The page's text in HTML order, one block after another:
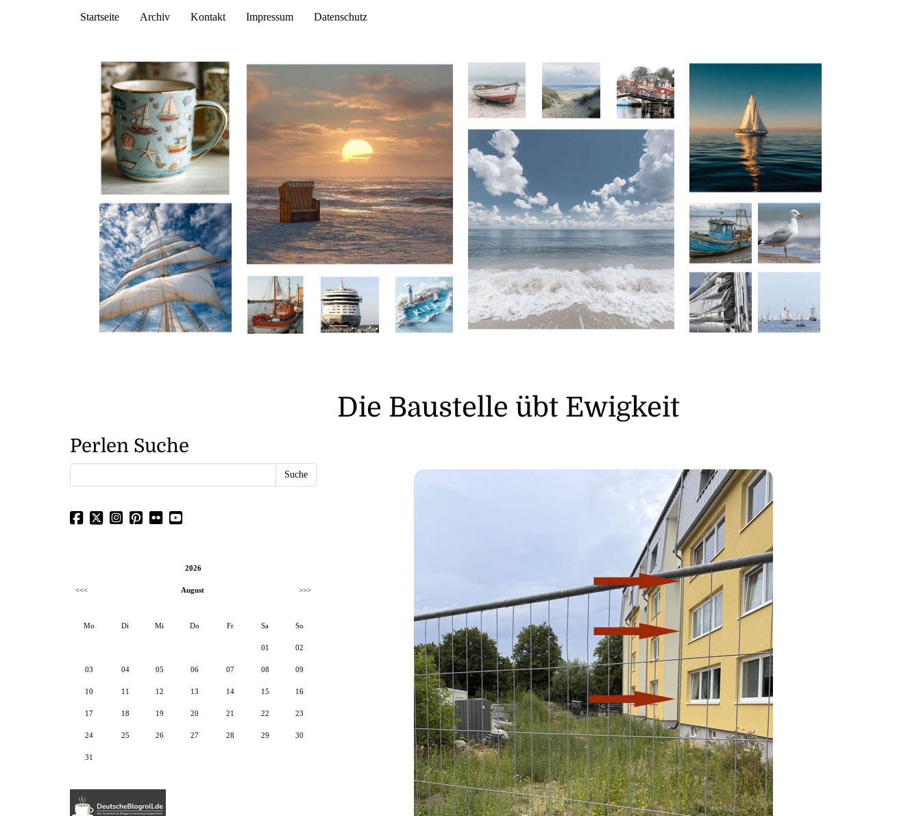
Startseite Archiv Kontakt Impressum Datenschutz
Die Baustelle übt Ewigkeit
Perlen Suche
2026
<<< August >>>
Mo Di Mi Do Fr Sa So
01 02
03 04 05 06 07 08 09
10 11 12 13 14 15 16
17 18 19 20 21 22 23
24 25 26 27 28 29 30
31